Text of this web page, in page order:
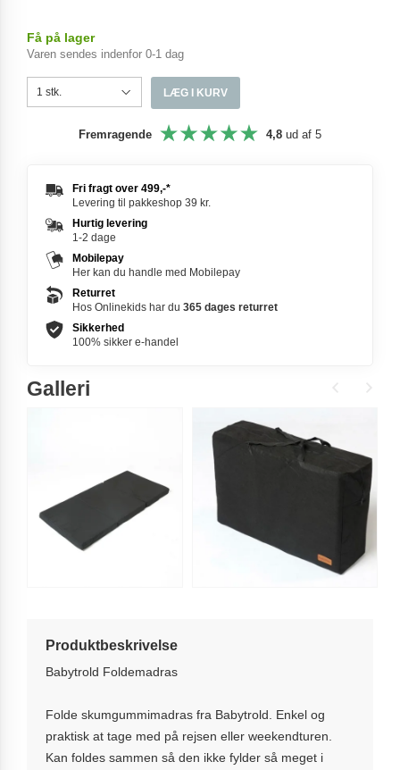
Få på lager
Varen sendes indenfor 0-1 dag
LÆG I KURV
Fremragende 4,8 ud af 5
Fri fragt over 499,-*
Levering til pakkeshop 39 kr.
Hurtig levering
1-2 dage
Mobilepay
Her kan du handle med Mobilepay
Returret
Hos Onlinekids har du 365 dages returret
Sikkerhed
100% sikker e-handel
Galleri
Produktbeskrivelse
Babytrold Foldemadras
Folde skumgummimadras fra Babytrold. Enkel og
praktisk at tage med på rejsen eller weekendturen.
Kan foldes sammen så den ikke fylder så meget i